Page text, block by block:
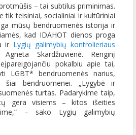
– tai subtilus priminimas.
tik teisiniai, socialiniai ir kultūriniai
mūsų bendruomenės istorija ir
kad IDAHOT dienos proga
ir Lygių galimybių kontrolieriaus
Skardžiuvienė. Renginį
pokalbiu apie tai,
LGBT* bendruomenės narius,
bendruomenei. „Lygybė ir
turtas. Padarykime taip,
gera visiems – kitos išeities
– sako Lygių galimybių